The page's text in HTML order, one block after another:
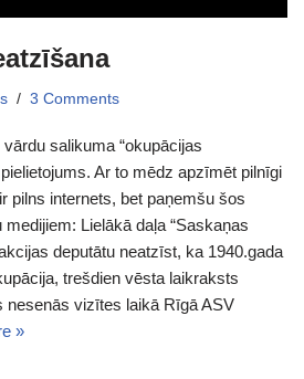
3 Comments
salikuma “okupācijas
Ar to mēdz apzīmēt pilnīgi
pilns internets, bet paņemšu šos
Lielākā daļa “Saskaņas
deputātu neatzīst, ka 1940.gada
trešdien vēsta laikraksts
nesenās vizītes laikā Rīgā ASV
»